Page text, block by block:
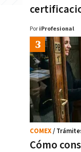
Por iProfesional
Cómo
COMEX/